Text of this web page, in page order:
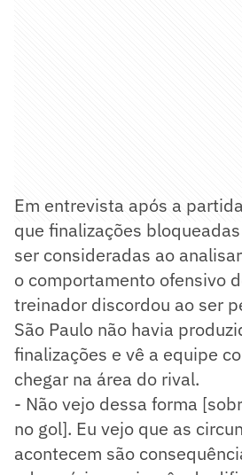
Em entrevista após a
que finalizações
ser consideradas ao
o comportamento ofensivo
treinador discordou ao ser
São Paulo não havia
finalizações e vê a equipe
chegar na área do rival.
- Não vejo dessa forma
no gol]. Eu vejo que as
acontecem são